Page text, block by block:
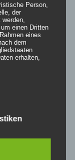
Person,
der
einen Dritten
eines
dem
erhalten,
Person,
außer der